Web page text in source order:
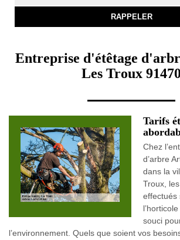
Entreprise d'étêtage
Les Troux 91470
Tarifs
Chez
d’arbre
dans la
Troux,
effectués
souci
l’environnement. Quels que soient vos